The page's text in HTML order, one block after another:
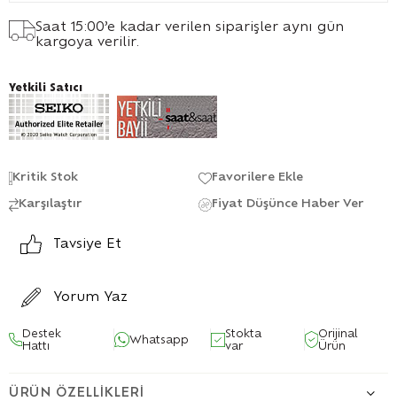
Saat 15:00’e kadar verilen siparişler aynı gün
kargoya verilir.
Yetkili Satıcı
Kritik Stok Favorilere Ekle
Karşılaştır Fiyat Düşünce Haber Ver
Tavsiye Et
Yorum Yaz
Destek
Hattı
Whatsapp
Stokta
var
Orijinal
Ürün
ÜRÜN ÖZELLIKLERI